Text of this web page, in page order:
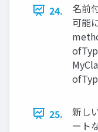
24.
名前
可能
25.
新し
ート